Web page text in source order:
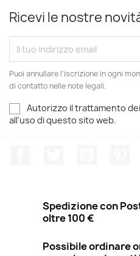
Ricevi le nostre
Puoi annullare l'iscrizione in ogni
di contatto nelle note legali.
Autorizzo il trattamento
all'uso di questo sito web.
Spedizione con
oltre 100 €
Possibile ordinare